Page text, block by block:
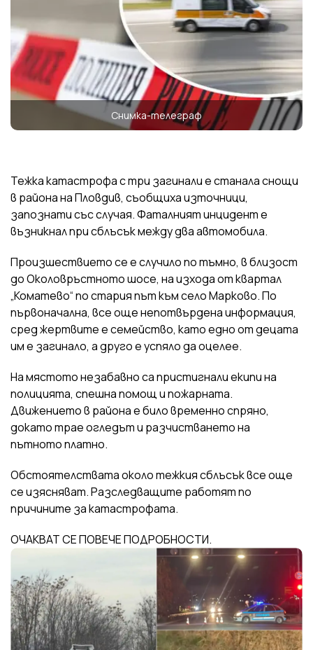
Снимка-телеграф
Тежка катастрофа с три загинали е станала снощи
в района на Пловдив, съобщиха източници,
запознати със случая. Фаталният инцидент е
възникнал при сблъсък между два автомобила.
Произшествието се е случило по тъмно, в близост
до Околовръстното шосе, на изхода от квартал
„Коматево“ по стария път към село Марково. По
първоначална, все още непотвърдена информация,
сред жертвите е семейство, като едно от децата
им е загинало, а друго е успяло да оцелее.
На мястото незабавно са пристигнали екипи на
полицията, спешна помощ и пожарната.
Движението в района е било временно спряно,
докато трае огледът и разчистването на
пътното платно.
Обстоятелствата около тежкия сблъсък все още
се изясняват. Разследващите работят по
причините за катастрофата.
ОЧАКВАТ СЕ ПОВЕЧЕ ПОДРОБНОСТИ.